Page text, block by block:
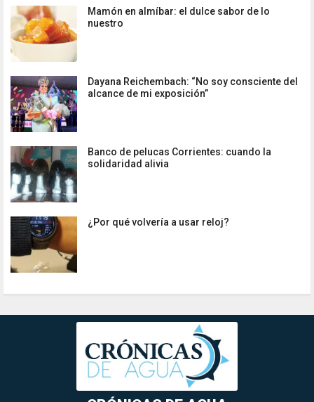
Mamón en almíbar: el dulce sabor de lo
nuestro
Dayana Reichembach: “No soy consciente del
alcance de mi exposición”
Banco de pelucas Corrientes: cuando la
solidaridad alivia
¿Por qué volvería a usar reloj?